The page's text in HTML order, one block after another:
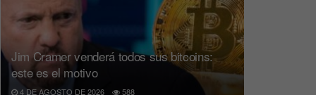
Jim Cramer venderá todos sus bitcoins:
este es el motivo
4 DE AGOSTO DE 2026 588